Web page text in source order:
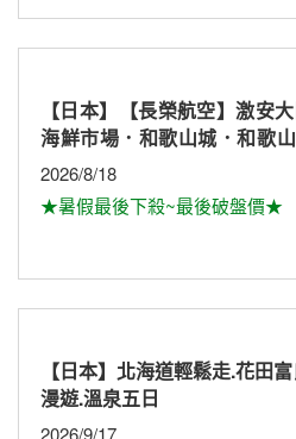
【日本】【長榮航空】激安
海鮮市場．和歌山城．和歌
城
2026/8/18
★暑假最後下殺~最後破盤價★
【日本】北海道輕鬆走.花田
漫遊.溫泉五日
2026/9/17